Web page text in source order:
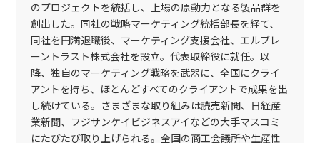
のプロジェクトを統括し、上場の原動力となる製品群を
創出した。同社の戦略マーケティング統括部長を経て、
同社を円満退職後、マーケティング支援会社、エルブレ
ーントラスト株式会社を設立。代表取締役に就任。以
降、独自のマーケティング戦略を武器に、全国にクライ
アントを持ち、ほとんどすべてのクライアントで成果を出
し続けている。さまざまな取り組みは読売新聞、日経産
業新聞、フジサンケイビジネスアイなどの大手マスコミ
にたびたび取り上げられる。全国の商工会議所や生産性